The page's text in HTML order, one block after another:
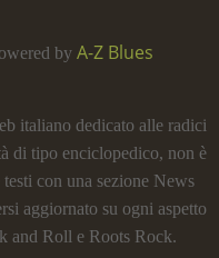
by A-Z Blues
italiano dedicato alle radici
di tipo enciclopedico, non è
con una sezione News
aggiornato su ogni aspetto
and Roll e Roots Rock.